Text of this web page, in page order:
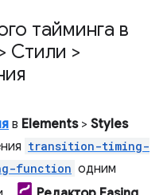
тайминга в
Стили >
в Elements> Styles
transition-timing-
function одним